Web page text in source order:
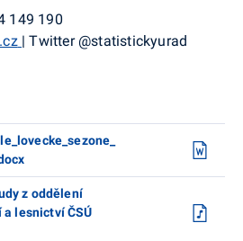
149 190
| Twitter@statistickyurad
z oddělení
lesnictví ČSÚ